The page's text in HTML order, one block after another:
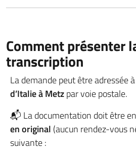
Comment présenter
transcription
La demande peut être adressée
d’Italie à Metzpar voie postale.
📬 La documentation doit être
en original (aucun rendez-vous
suivante :